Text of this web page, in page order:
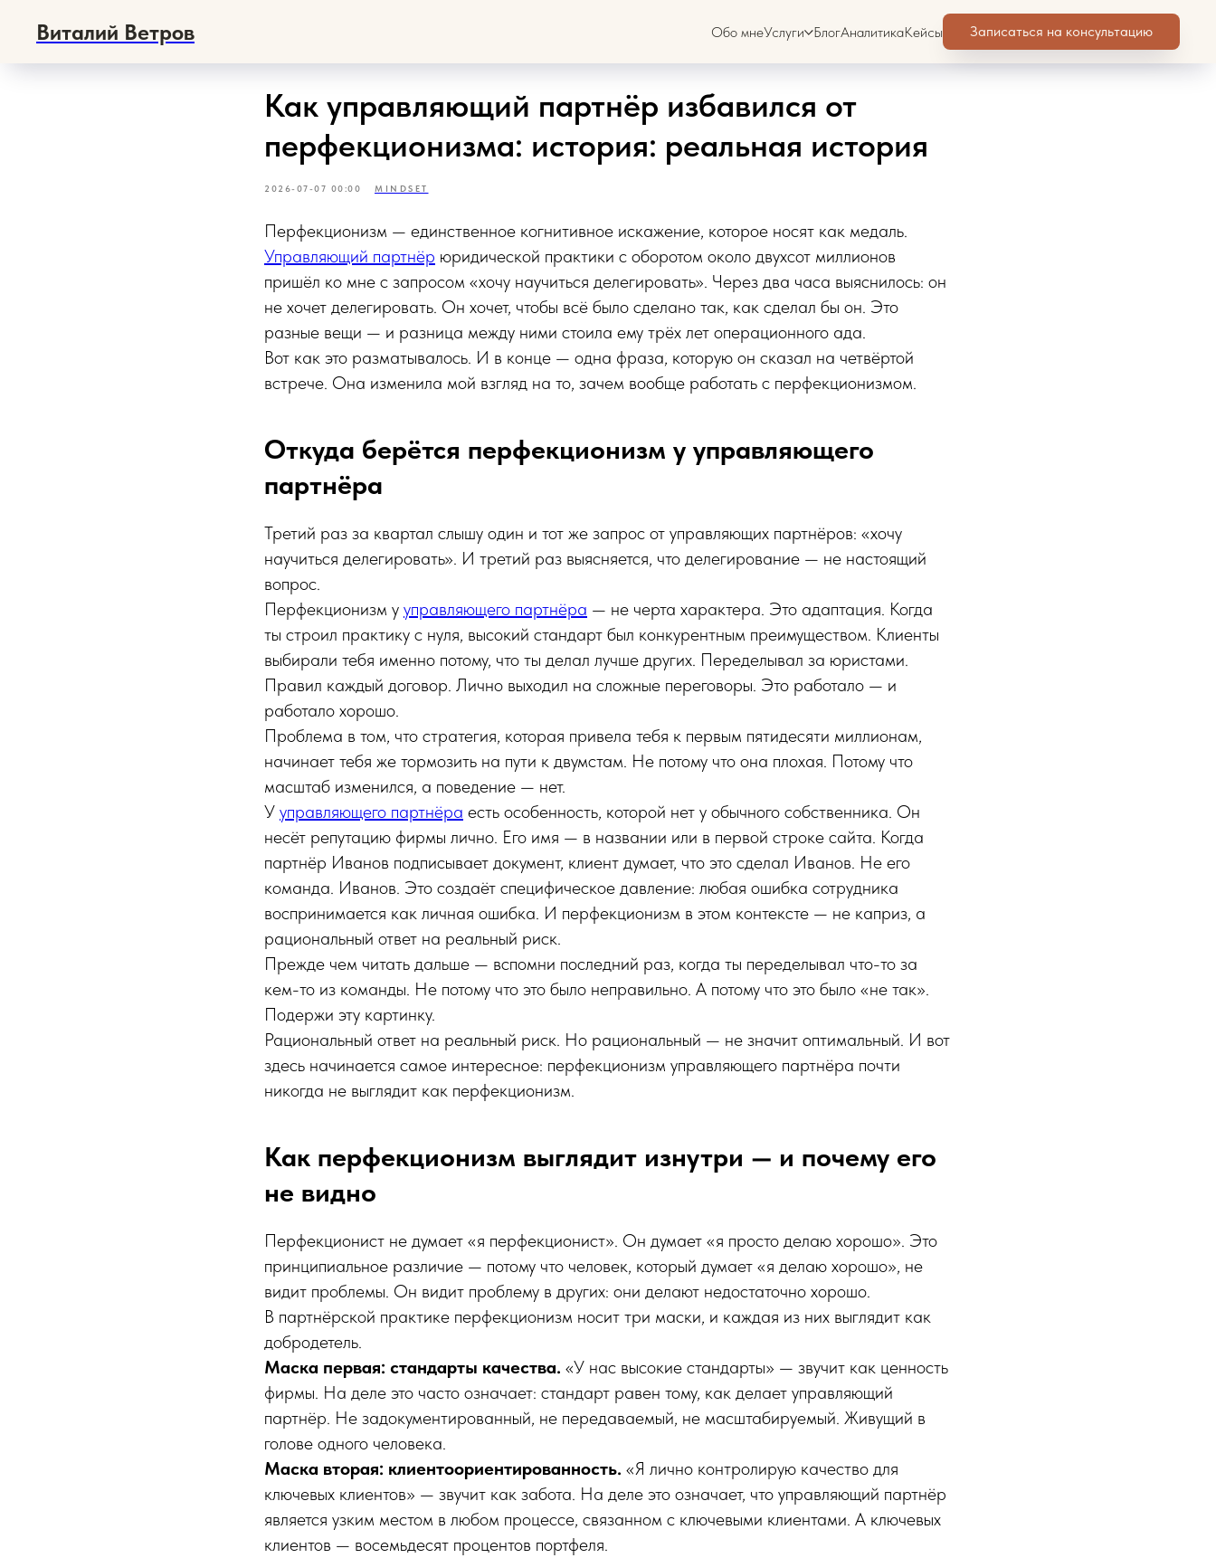
Виталий Ветров Обо мнеУслуги БлогАналитикаКейсы Записаться на консультацию
Как управляющий партнёр избавился от
перфекционизма: история: реальная история
2026-07-07 00:00 MINDSET
Перфекционизм — единственное когнитивное искажение, которое носят как медаль.
Управляющий партнёр юридической практики с оборотом около двухсот миллионов
пришёл ко мне с запросом «хочу научиться делегировать». Через два часа выяснилось: он
не хочет делегировать. Он хочет, чтобы всё было сделано так, как сделал бы он. Это
разные вещи — и разница между ними стоила ему трёх лет операционного ада.
Вот как это разматывалось. И в конце — одна фраза, которую он сказал на четвёртой
встрече. Она изменила мой взгляд на то, зачем вообще работать с перфекционизмом.
Откуда берётся перфекционизм у управляющего
партнёра
Третий раз за квартал слышу один и тот же запрос от управляющих партнёров: «хочу
научиться делегировать». И третий раз выясняется, что делегирование — не настоящий
вопрос.
Перфекционизм у управляющего партнёра — не черта характера. Это адаптация. Когда
ты строил практику с нуля, высокий стандарт был конкурентным преимуществом. Клиенты
выбирали тебя именно потому, что ты делал лучше других. Переделывал за юристами.
Правил каждый договор. Лично выходил на сложные переговоры. Это работало — и
работало хорошо.
Проблема в том, что стратегия, которая привела тебя к первым пятидесяти миллионам,
начинает тебя же тормозить на пути к двумстам. Не потому что она плохая. Потому что
масштаб изменился, а поведение — нет.
У управляющего партнёра есть особенность, которой нет у обычного собственника. Он
несёт репутацию фирмы лично. Его имя — в названии или в первой строке сайта. Когда
партнёр Иванов подписывает документ, клиент думает, что это сделал Иванов. Не его
команда. Иванов. Это создаёт специфическое давление: любая ошибка сотрудника
воспринимается как личная ошибка. И перфекционизм в этом контексте — не каприз, а
рациональный ответ на реальный риск.
Прежде чем читать дальше — вспомни последний раз, когда ты переделывал что-то за
кем-то из команды. Не потому что это было неправильно. А потому что это было «не так».
Подержи эту картинку.
Рациональный ответ на реальный риск. Но рациональный — не значит оптимальный. И вот
здесь начинается самое интересное: перфекционизм управляющего партнёра почти
никогда не выглядит как перфекционизм.
Как перфекционизм выглядит изнутри — и почему его
не видно
Перфекционист не думает «я перфекционист». Он думает «я просто делаю хорошо». Это
принципиальное различие — потому что человек, который думает «я делаю хорошо», не
видит проблемы. Он видит проблему в других: они делают недостаточно хорошо.
В партнёрской практике перфекционизм носит три маски, и каждая из них выглядит как
добродетель.
Маска первая: стандарты качества. «У нас высокие стандарты» — звучит как ценность
фирмы. На деле это часто означает: стандарт равен тому, как делает управляющий
партнёр. Не задокументированный, не передаваемый, не масштабируемый. Живущий в
голове одного человека.
Маска вторая: клиентоориентированность. «Я лично контролирую качество для
ключевых клиентов» — звучит как забота. На деле это означает, что управляющий партнёр
является узким местом в любом процессе, связанном с ключевыми клиентами. А ключевых
клиентов — восемьдесят процентов портфеля.